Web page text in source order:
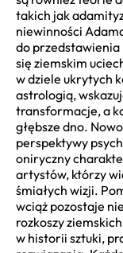
takich jak
niewinności
do przedstawienia
się ziemskim
w dziele ukrytych
astrologią,
transformacje, a
głębsze dno.
perspektywy
oniryczny
artystów, którzy
śmiałych wizji.
wciąż pozostaje
rozkoszy
w historii sztuki,